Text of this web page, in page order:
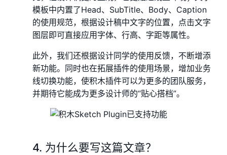
模板中内置了Head、SubTitle、Body、Caption
的使用规范，根据设计稿中文字的位置，点击文字
图层即可直接应用字体、行高、字距等属性。
此外，我们还根据设计同学的使用反馈，不断增添
新功能。同时也在拓展插件的使用场景，增加业务
线切换功能，使积木插件可以为更多的团队服务，
并期待它能成为更多设计师的“贴心搭档”。
4. 为什么要写这篇文章？